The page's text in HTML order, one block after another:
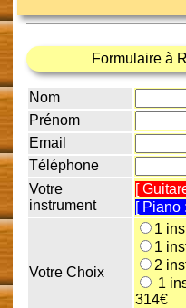
Formulaire à
Nom
Prénom
Email
Téléphone
Votre
instrument
[
[ Piano :
Votre Choix
1
1
2
1
314€